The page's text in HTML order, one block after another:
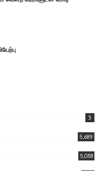
3
5,689
5,038